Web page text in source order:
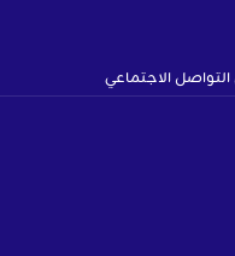
الاجتماعي